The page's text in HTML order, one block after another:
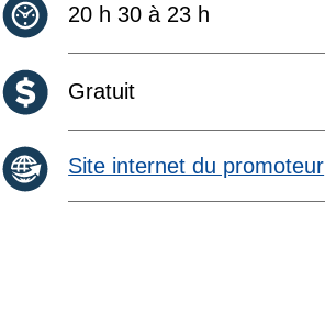
Heure :
20 h 30 à 23 h
Coût :
Gratuit
Site internet du promoteur